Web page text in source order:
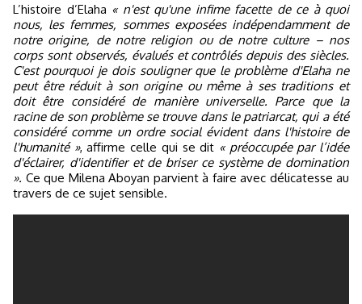
L’histoire d’Elaha « n'est qu'une infime facette de ce à quoi
nous, les femmes, sommes exposées indépendamment de
notre origine, de notre religion ou de notre culture – nos
corps sont observés, évalués et contrôlés depuis des siècles.
C'est pourquoi je dois souligner que le problème d'Elaha ne
peut être réduit à son origine ou même à ses traditions et
doit être considéré de manière universelle. Parce que la
racine de son problème se trouve dans le patriarcat, qui a été
considéré comme un ordre social évident dans l'histoire de
l'humanité », affirme celle qui se dit « préoccupée par l’idée
d'éclairer, d'identifier et de briser ce système de domination
». Ce que Milena Aboyan parvient à faire avec délicatesse au
travers de ce sujet sensible.